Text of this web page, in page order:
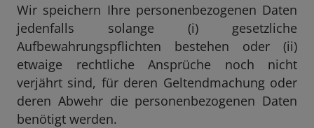
Wir speichern Ihre personenbezogenen Daten
jedenfalls solange (i) gesetzliche
Aufbewahrungspflichten bestehen oder (ii)
etwaige rechtliche Ansprüche noch nicht
verjährt sind, für deren Geltendmachung oder
deren Abwehr die personenbezogenen Daten
benötigt werden.